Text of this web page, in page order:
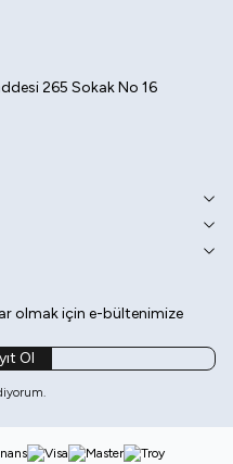
265 Sokak No 16
olmak için e-bültenimize
Ol